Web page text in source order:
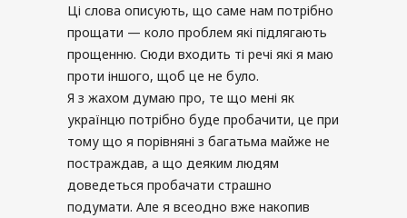
Ці слова описують, що саме нам потрібно
прощати — коло проблем які підлягають
прощенню. Сюди входить ті речі які я маю
проти іншого, щоб це не було.
Я з жахом думаю про, те що мені як
українцю потрібно буде пробачити, це при
тому що я порівняні з багатьма майже не
постраждав, а що деяким людям
доведеться пробачати страшно
подумати. Але я всеодно вже накопив